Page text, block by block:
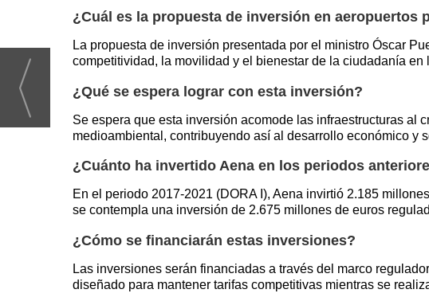
¿Cuál es la propuesta de inversión en aeropuertos
La propuesta de inversión presentada por el ministro Óscar
competitividad, la movilidad y el bienestar de la ciudadanía en
¿Qué se espera lograr con esta inversión?
Se espera que esta inversión acomode las infraestructuras al
medioambiental, contribuyendo así al desarrollo económico y
¿Cuánto ha invertido Aena en los periodos
En el periodo 2017-2021 (DORA I), Aena invirtió 2.185
se contempla una inversión de 2.675 millones de euros
¿Cómo se financiarán estas inversiones?
Las inversiones serán financiadas a través del marco
diseñado para mantener tarifas competitivas mientras se